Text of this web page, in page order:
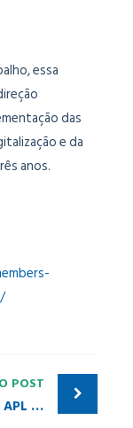
essa
das
e da
anos.
POST
Ethernet APL é destaque no 34º PI Meeting, em Dubai